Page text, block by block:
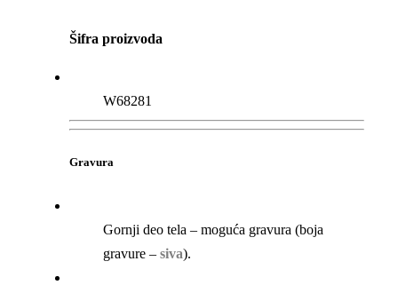
Šifra proizvoda
W68281
Gravura
Gornji deo tela – moguća gravura (boja
gravure –siva).